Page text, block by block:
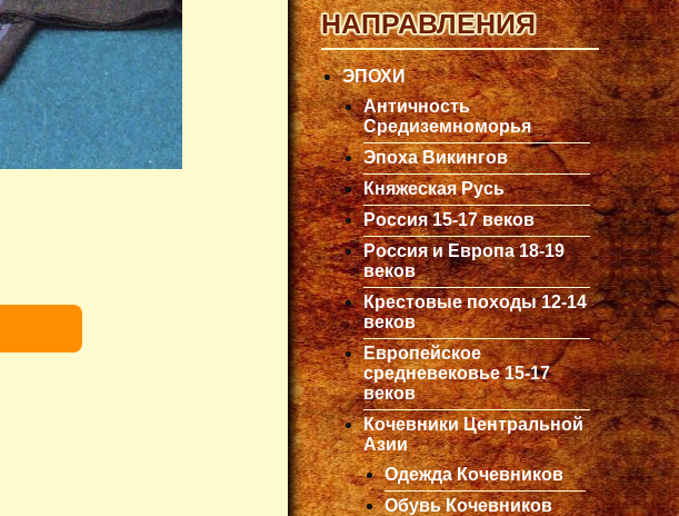
НАПРАВЛЕНИЯ
ЭПОХИ
Античность
Средиземноморья
Эпоха Викингов
Княжеская Русь
Россия 15-17 веков
Россия и Европа 18-19
веков
Крестовые походы 12-14
веков
Европейское
средневековье 15-17
веков
Кочевники Центральной
Азии
Одежда Кочевников
Обувь Кочевников